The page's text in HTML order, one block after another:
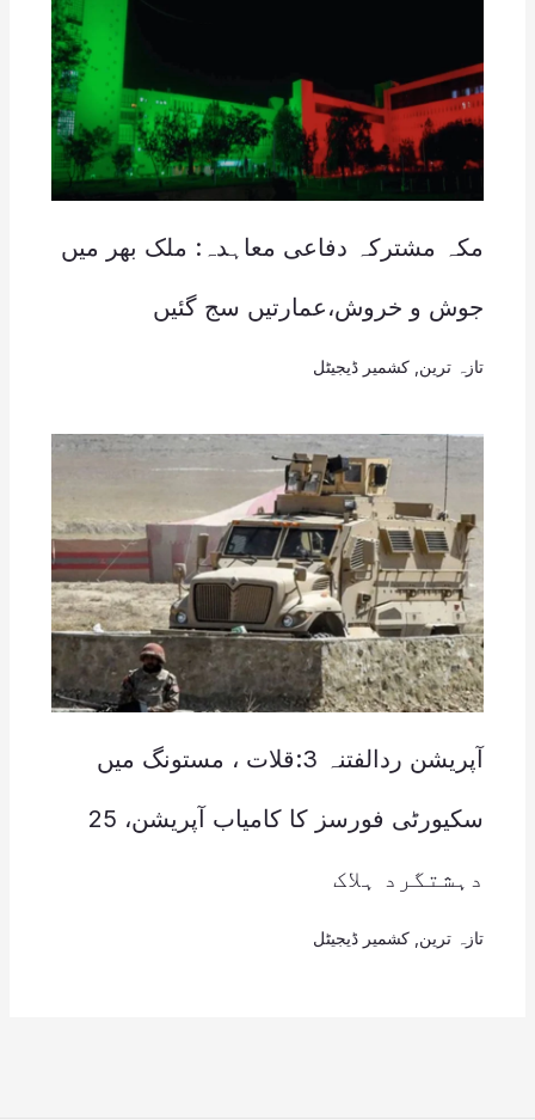
مکہ مشترکہ دفاعی معاہدہ: ملک بھر میں
جوش و خروش،عمارتیں سج گئیں
تازہ ترین کشمیر ڈیجیٹل
آپریشن ردالفتنہ 3:قلات ، مستونگ میں
سکیورٹی فورسز کا کامیاب آپریشن، 25
دہشتگرد ہلاک
تازہ ترین کشمیر ڈیجیٹل